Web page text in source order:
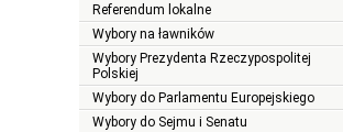
Referendum lokalne
Wybory na ławników
Wybory Prezydenta Rzeczypospolitej
Polskiej
Wybory do Parlamentu Europejskiego
Wybory do Sejmu i Senatu